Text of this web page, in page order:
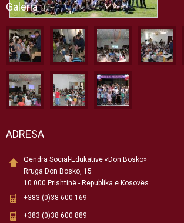
Galeria
ADRESA
Qendra Social-Edukative «Don Bosko»
Rruga Don Bosko, 15
10 000 Prishtinë - Republika e Kosovës
+383 (0)38 600 169
+383 (0)38 600 889